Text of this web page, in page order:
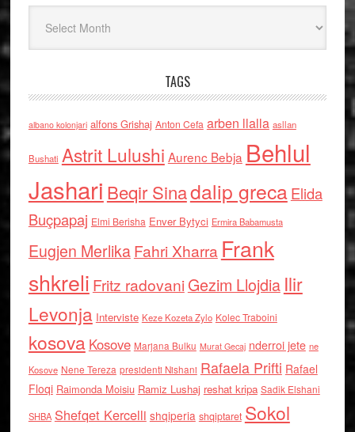
TAGS
albano kolonjari alfons Grishaj Anton Cefa arben llalla asllan
Bushati Astrit Lulushi Aurenc Bebja Behlul
Jashari Beqir Sinadalip grecaElida
Buçpapaj Elmi Berisha Enver Bytyci Ermira Babamusta
Eugjen MerlikaFahri Xharra Frank
shkreli Fritz radovaniGezim Llojdia Ilir
Levonja Interviste Keze Kozeta Zylo Kolec Traboini
kosova Kosove Marjana Bulku Murat Gecaj nderroi jete ne
Kosove Nene Tereza presidenti Nishani Rafaela Prifti Rafael
Floqi Raimonda Moisiu Ramiz Lushaj reshat kripa Sadik Elshani
SHBA Shefqet Kercelli shqiperia shqiptaret Sokol